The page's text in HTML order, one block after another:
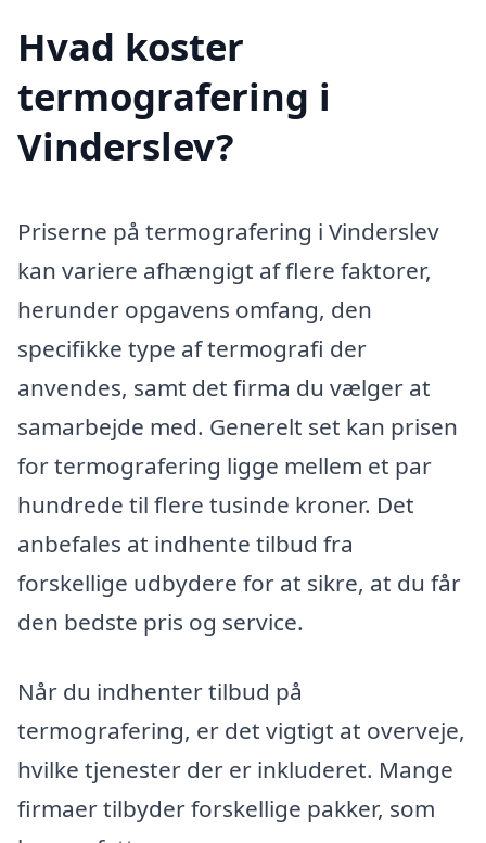
Hvad koster
termografering i
Vinderslev?
Priserne på termografering i Vinderslev
kan variere afhængigt af flere faktorer,
herunder opgavens omfang, den
specifikke type af termografi der
anvendes, samt det firma du vælger at
samarbejde med. Generelt set kan prisen
for termografering ligge mellem et par
hundrede til flere tusinde kroner. Det
anbefales at indhente tilbud fra
forskellige udbydere for at sikre, at du får
den bedste pris og service.
Når du indhenter tilbud på
termografering, er det vigtigt at overveje,
hvilke tjenester der er inkluderet. Mange
firmaer tilbyder forskellige pakker, som